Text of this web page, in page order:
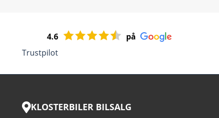
4.6
på
Trustpilot
KLOSTERBILER BILSALG